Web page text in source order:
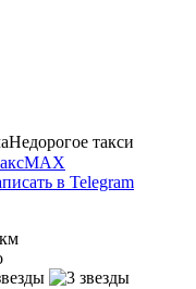
Недорогое такси
MAX